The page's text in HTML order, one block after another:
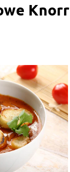
Knorr